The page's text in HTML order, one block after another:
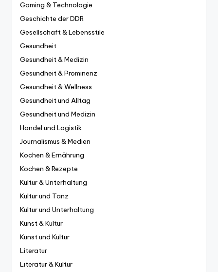
Gaming & Technologie
Geschichte der DDR
Gesellschaft & Lebensstile
Gesundheit
Gesundheit & Medizin
Gesundheit & Prominenz
Gesundheit & Wellness
Gesundheit und Alltag
Gesundheit und Medizin
Handel und Logistik
Journalismus & Medien
Kochen & Ernährung
Kochen & Rezepte
Kultur & Unterhaltung
Kultur und Tanz
Kultur und Unterhaltung
Kunst & Kultur
Kunst und Kultur
Literatur
Literatur & Kultur